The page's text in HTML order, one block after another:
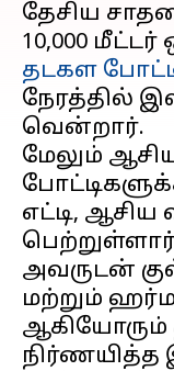
தேசிய
10,000
தடகள
நேரத்தில்
வென்றார்.
மேலும்
எட்டி, ஆசிய
அவருடன்
மற்றும்
ஆகியோரும்
நிர்ணயித்த